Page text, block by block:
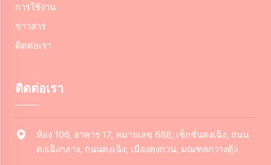
การใช้งาน
ข่าวสาร
ติดต่อเรา
ติดต่อเรา
ห้อง 106, อาคาร 17, หมายเลข 688, เซ็กชั่นตงเฉิง, ถนน
ตงเฉิงกลาง, ถนนตงเฉิง, เมืองตงกวน, มณฑลกวางตุ้ง